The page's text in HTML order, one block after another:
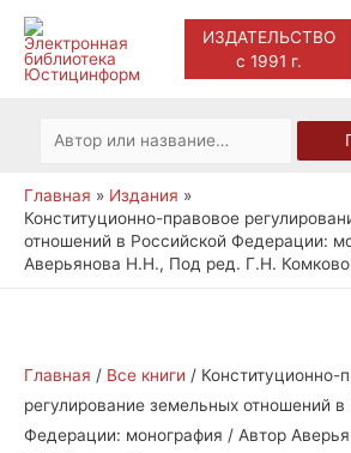
ИЗДАТЕЛЬСТВО
с 1991 г.
Искать:
Главная
Издания
Конституционно-правовое
отношений в Российской Федерации:
Аверьянова Н.Н., Под ред. Г.Н.
Главная / Все книги / Конституционно-
регулирование земельных отношений в
Федерации: монография / Автор